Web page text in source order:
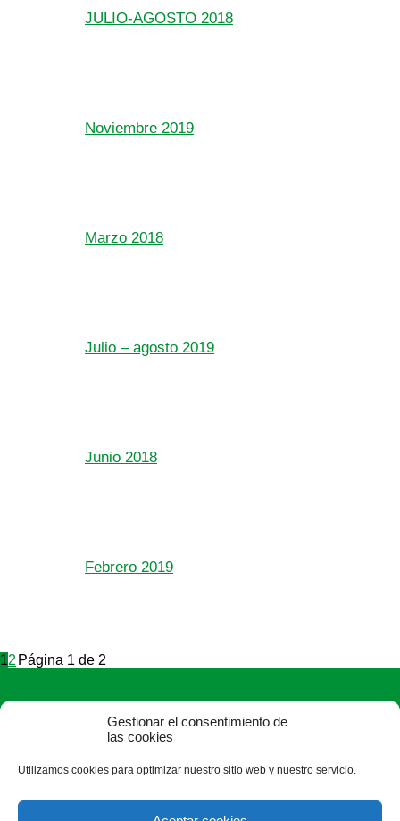
Gestionar el consentimiento de
las cookies
Utilizamos cookies para optimizar nuestro sitio web y nuestro servicio.
JULIO-AGOSTO 2018
Noviembre 2019
Marzo 2018
Julio – agosto 2019
Junio 2018
Febrero 2019
12 Página 1 de 2
ASAJA León - Jóvenes Agricultores
Paseo Salamanca, 1 bajo - 24009 León - España · Tel.: +34